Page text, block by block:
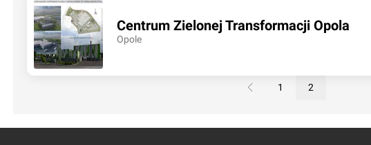
Centrum Zielonej Transformacji Opola
Opole
1 2